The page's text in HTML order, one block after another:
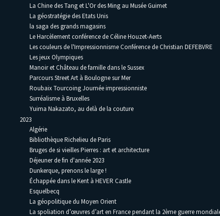
La Chine des Tang et L'Or des Ming au Musée Guimet
La géostratégie des Etats Unis
la saga des grands magasins
Le Harcèlement conférence de Céline Houzet-Aerts
Les couleurs de l'Impressionnisme Conférence de Christian DEFEBVRE
Les jeux Olympiques
Manoir et Château de famille dans le Sussex
Parcours Street Art à Boulogne sur Mer
Roubaix Tourcoing Journée impressionniste
Surréalisme à Bruxelles
Yuima Nakazato, au delà de la couture
2023
Algérie
Bibliothèque Richelieu de Paris
Bruges de si vieilles Pierres : art et architecture
Déjeuner de fin d'année 2023
Dunkerque, prenons le large !
Échappée dans le Kent à HEVER Castle
Esquelbecq
La géopolitique du Moyen Orient
La spoliation d’œuvres d’art en France pendant la 2ème guerre